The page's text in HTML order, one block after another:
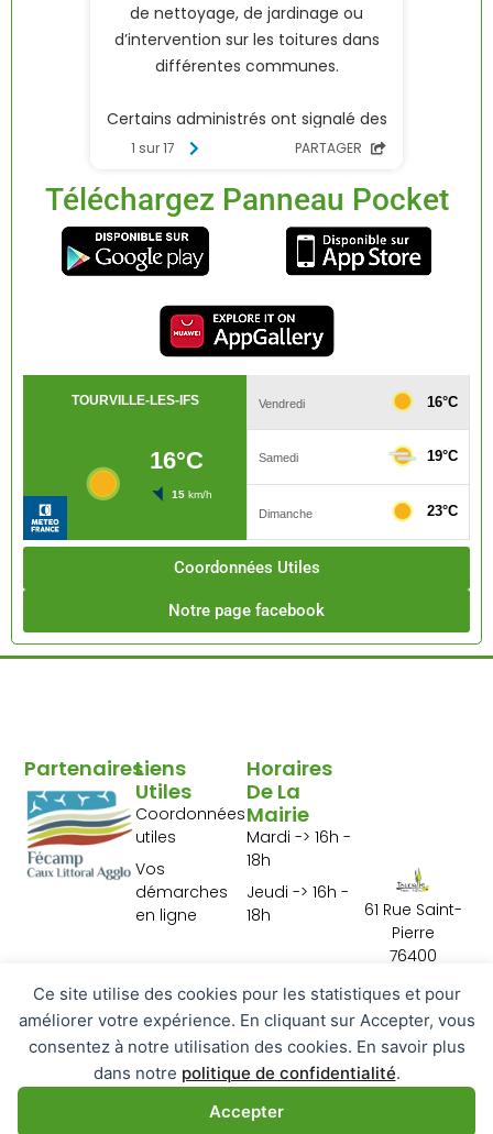
Ce site utilise des cookies pour les statistiques et pour
améliorer votre expérience. En cliquant sur Accepter, vous
consentez à notre utilisation des cookies. En savoir plus
dans notre politique de confidentialité.
Accepter
Téléchargez Panneau Pocket
Coordonnées Utiles
Notre page facebook
61 Rue Saint-
Pierre
76400
02 35 29 10 01
Contactez-
nous
Horaires
De La
Mairie
Mardi -> 16h -
18h
Jeudi -> 16h -
18h
Liens
Utiles
Coordonnées
utiles
Vos
démarches
en ligne
Partenaires